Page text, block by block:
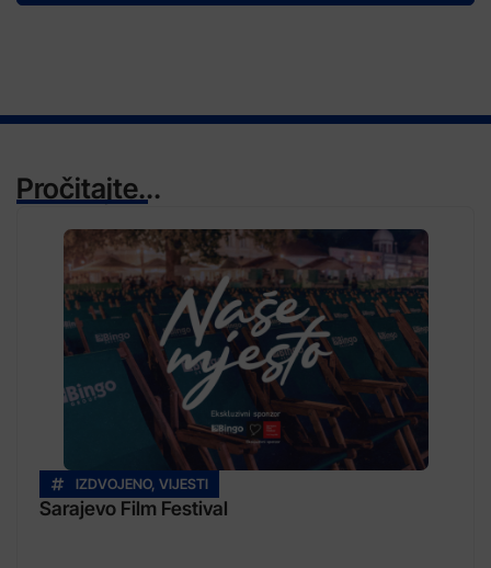
Pročitajte...
IZDVOJENO, VIJESTI
Sarajevo Film Festival